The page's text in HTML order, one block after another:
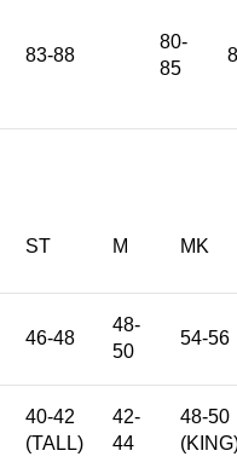
83-88
80-
85
ST M MK
46-48
48-
50
54-56
40-42
(TALL)
42-
44
48-50